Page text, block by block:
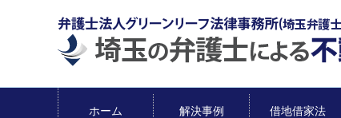
ホーム 解決事例 借地借家法